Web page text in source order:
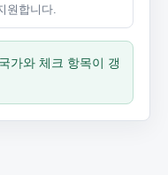
원합니다.
가와 체크 항목이 갱